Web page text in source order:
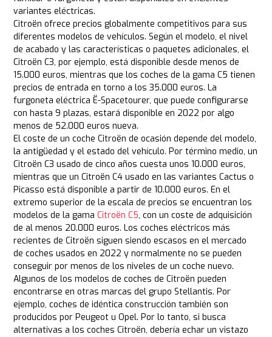
variantes eléctricas.
Citroën ofrece precios globalmente competitivos para sus
diferentes modelos de vehículos. Según el modelo, el nivel
de acabado y las características o paquetes adicionales, el
Citroën C3, por ejemplo, está disponible desde menos de
15.000 euros, mientras que los coches de la gama C5 tienen
precios de entrada en torno a los 35.000 euros. La
furgoneta eléctrica Ë-Spacetourer, que puede configurarse
con hasta 9 plazas, estará disponible en 2022 por algo
menos de 52.000 euros nueva.
El coste de un coche Citroën de ocasión depende del modelo,
la antigüedad y el estado del vehículo. Por término medio, un
Citroën C3 usado de cinco años cuesta unos 10.000 euros,
mientras que un Citroën C4 usado en las variantes Cactus o
Picasso está disponible a partir de 10.000 euros. En el
extremo superior de la escala de precios se encuentran los
modelos de la gamaCitroën C5, con un coste de adquisición
de al menos 20.000 euros. Los coches eléctricos más
recientes de Citroën siguen siendo escasos en el mercado
de coches usados en 2022 y normalmente no se pueden
conseguir por menos de los niveles de un coche nuevo.
Algunos de los modelos de coches de Citroën pueden
encontrarse en otras marcas del grupo Stellantis. Por
ejemplo, coches de idéntica construcción también son
producidos por Peugeot u Opel. Por lo tanto, si busca
alternativas a los coches Citroën, debería echar un vistazo